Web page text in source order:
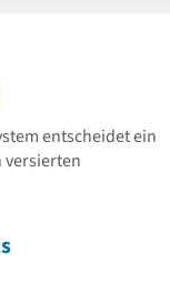
Nachkriegszeit)
entscheidet ein
versierten